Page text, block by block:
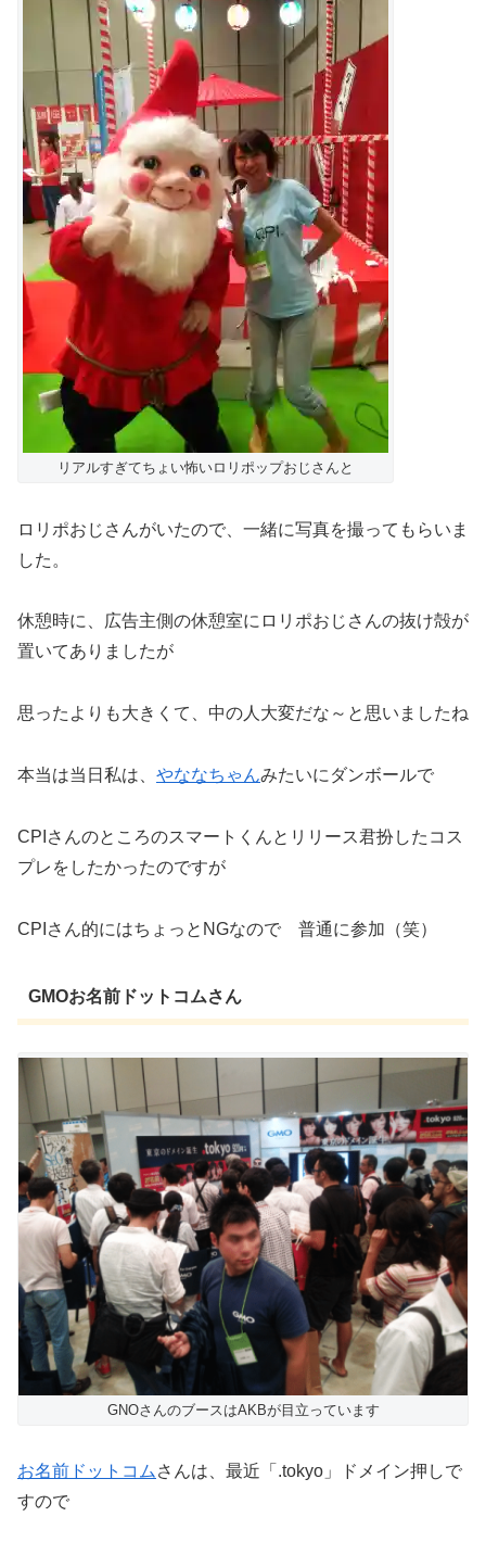
リアルすぎてちょい怖いロリポップおじさんと
ロリポおじさんがいたので、一緒に写真を撮ってもらいま
した。
休憩時に、広告主側の休憩室にロリポおじさんの抜け殻が
置いてありましたが
思ったよりも大きくて、中の人大変だな～と思いましたね
本当は当日私は、 やななちゃんみたいにダンボールで
CPIさんのところのスマートくんとリリース君扮したコス
プレをしたかったのですが
CPIさん的にはちょっとNGなので 普通に参加（笑）
GMOお名前ドットコムさん
GNOさんのブースはAKBが目立っています
お名前ドットコム さんは、最近「.tokyo」ドメイン押しで
すので